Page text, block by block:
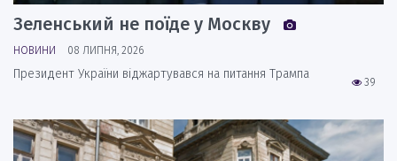
Зеленський не поїде у Москву
НОВИНИ 08 ЛИПНЯ, 2026
39
Президент України віджартувався на питання Трампа